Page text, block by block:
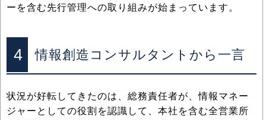
ーを含む先行管理への取り組みが始まっています。
4 情報創造コンサルタントから一言
状況が好転してきたのは、総務責任者が、情報マネー
ジャーとしての役割を認識して、本社を含む全営業所